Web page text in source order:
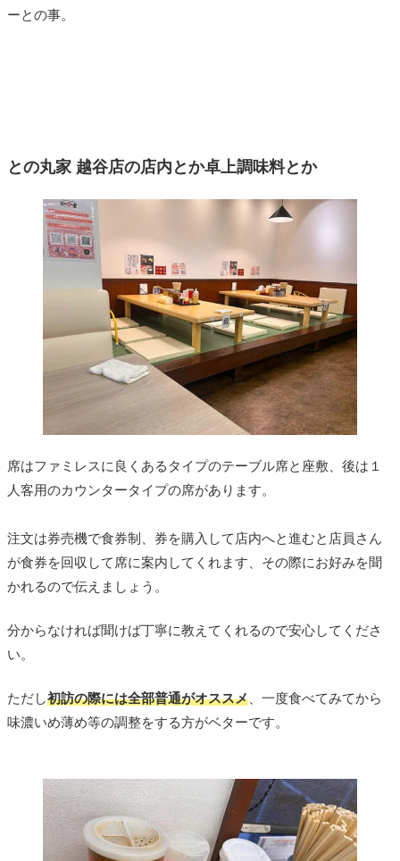
ーとの事。
との丸家 越谷店の店内とか卓上調味料とか
席はファミレスに良くあるタイプのテーブル席と座敷、後は１
人客用のカウンタータイプの席があります。
注文は券売機で食券制、券を購入して店内へと進むと店員さん
が食券を回収して席に案内してくれます、その際にお好みを聞
かれるので伝えましょう。
分からなければ聞けば丁寧に教えてくれるので安心してくださ
い。
ただし初訪の際には全部普通がオススメ 、一度食べてみてから
味濃いめ薄め等の調整をする方がベターです。